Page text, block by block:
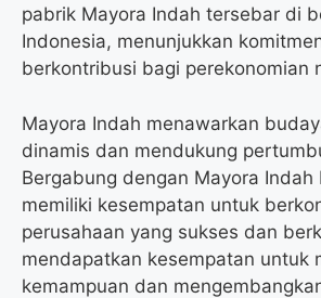
pabrik Mayora Indah tersebar di
Indonesia, menunjukkan
berkontribusi bagi perekonomian
Mayora Indah menawarkan
dinamis dan mendukung
Bergabung dengan Mayora
memiliki kesempatan untuk
perusahaan yang sukses dan
mendapatkan kesempatan untuk
kemampuan dan